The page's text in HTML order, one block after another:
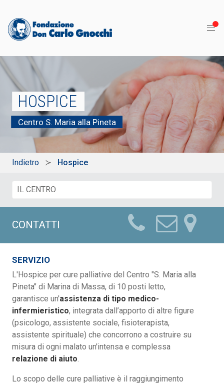
HOSPICE
Centro S. Maria alla Pineta
Indietro Hospice
CONTATTI
SERVIZIO
L'Hospice per cure palliative del Centro "S. Maria alla
Pineta" di Marina di Massa, di 10 posti letto,
garantisce un'assistenza di tipo medico-
infermieristico, integrata dall’apporto di altre figure
(psicologo, assistente sociale, fisioterapista,
assistente spirituale) che concorrono a costruire su
misura di ogni malato un'intensa e complessa
relazione di aiuto
Lo scopo delle cure palliative è il raggiungimento